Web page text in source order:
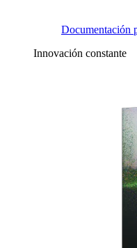
Documentación
Innovación constante